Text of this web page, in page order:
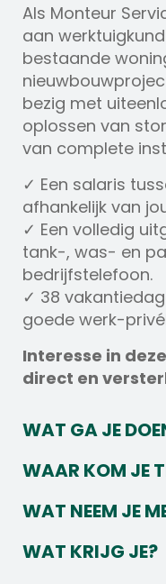
Als Monteur
aan
bestaande
bezig met
oplossen van
van complete
✓ Een salaris
afhankelijk van
✓ Een volledig
tank-, was- en
bedrijfstelefoon.
✓ 38
goede werk-
Interesse in
direct en
WAT GA JE
installeer je
sanitaire
als
Je sluit
zorgvuldig en
WAAR KOM JE
Je komt te
de zekerheid
hand in hand
hecht
WAT NEEM JE
WAT KRIJG JE?
Je ontvangt